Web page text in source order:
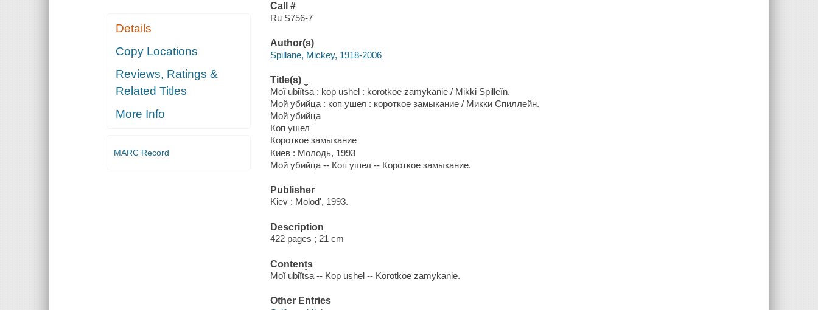
Details
Copy Locations
Reviews, Ratings &
Related Titles
More Info
MARC Record
Call #
Ru S756-7
Author(s)
Spillane, Mickey, 1918-2006
Title(s)
Moĭ ubiĭt︠s︡a : kop ushel : korotkoe zamykanie / Mikki Spilleĭn.
Мой убийца : коп ушел : короткое замыкание / Микки Спиллейн.
Мой убийца
Коп ушел
Короткое замыкание
Киев : Молодь, 1993
Мой убийца -- Коп ушел -- Короткое замыкание.
Publisher
Kiev : Molodʹ, 1993.
Description
422 pages ; 21 cm
Contents
Moĭ ubiĭt︠s︡a -- Kop ushel -- Korotkoe zamykanie.
Other Entries